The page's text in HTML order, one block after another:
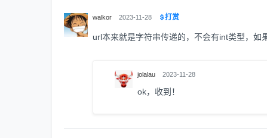
walkor 2023-11-28 打赏
url本来就是字符串传递的，不会有int类型，如
jolalau 2023-11-28
ok，收到！